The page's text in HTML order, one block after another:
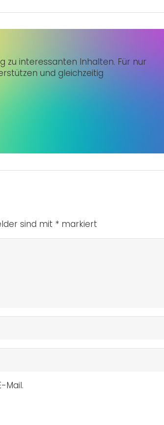
zu interessanten Inhalten. Für nur
und gleichzeitig
sind mit * markiert
Mail.